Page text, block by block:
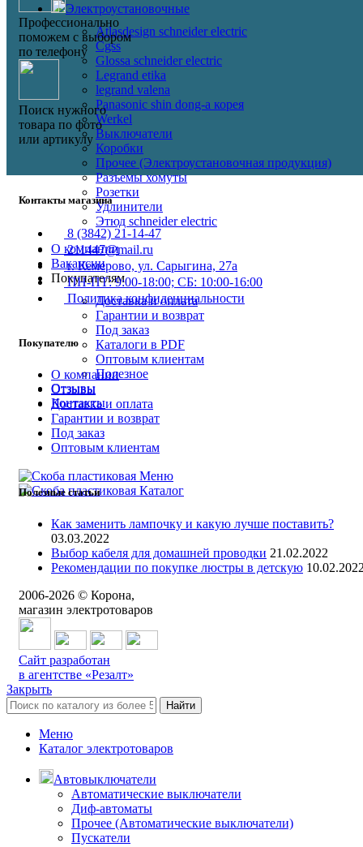
Электроустановочные
Atlasdesign schneider electric
Cgss
Glossa schneider electric
Legrand etika
legrand valena
Panasonic shin dong-a корея
Werkel
Выключатели
Коробки
Прочее (Электроустановочная продукция)
Разъемы хомуты
Розетки
Удлинители
Этюд schneider electric
О компании
Вакансии
Покупателям
Доставка и оплата
Гарантии и возврат
Под заказ
Каталоги в PDF
Оптовым клиентам
Полезное
Отзывы
Контакты
8 (3842) 21-14-47
Меню
Каталог
8 (3842) 21-14-47
Поможем с выбором
Профессионально
поможем с выбором
по телефону
Поиск нужного
товара по фото
или артикулу
Контакты магазина
8 (3842) 21-14-47
211447@mail.ru
г. Кемерово, ул. Сарыгина, 27а
ПН-ПТ: 9:00-18:00; СБ: 10:00-16:00
Политика конфиденциальности
Покупателю
О компании
Отзывы
Доставка и оплата
Гарантии и возврат
Под заказ
Оптовым клиентам
Полезные статьи
Как заменить лампочку и какую лучше поставить?
03.03.2022
Выбор кабеля для домашней проводки 21.02.2022
Рекомендации по покупке люстры в детскую
2006-2026 © Корона,
магазин электротоваров
Сайт разработан
в агентстве «Резалт»
Закрыть
Найти
Меню
Каталог электротоваров
Автовыключатели
Автоматические выключатели
Диф-автоматы
Прочее (Автоматические выключатели)
Пускатели